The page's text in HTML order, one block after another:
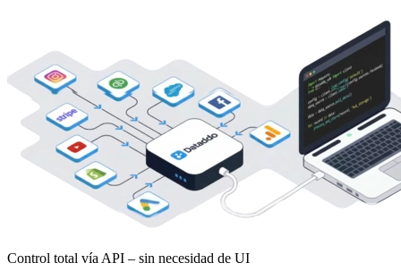
Control total vía API – sin necesidad de UI